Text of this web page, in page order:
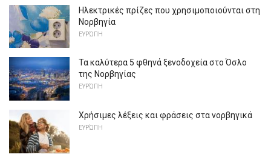
Ηλεκτρικές πρίζες που χρησιμοποιούνται στη
Νορβηγία
ΕΥΡΏΠΗ
Τα καλύτερα 5 φθηνά ξενοδοχεία στο Όσλο
της Νορβηγίας
ΕΥΡΏΠΗ
Χρήσιμες λέξεις και φράσεις στα νορβηγικά
ΕΥΡΏΠΗ